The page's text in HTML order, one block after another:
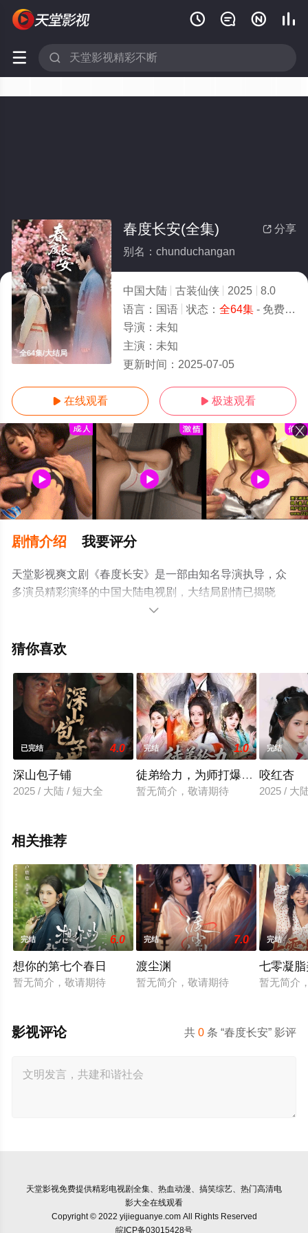
   
 
全64集/大结局
 分享
春度长安(全集)
别名：chunduchangan
中国大陆 古装仙侠 2025
8.0
语言： 国语 状态： 全64集- 免费在线观看
导演： 未知
主演： 未知
更新时间： 2025-07-05
 在线观看  极速观看
剧情介绍 我要评分
天堂影视爽文剧《春度长安》是一部由知名导演执导，众
多演员精彩演绎的中国大陆电视剧，大结局剧情已揭晓
（全64集），手机免费观看高清无删减完整版电视剧全集
视猫或剧情网等平台了解。

猜你喜欢
已完结 4.0
深山包子铺
2025 / 大陆 / 短大全
完结 1.0
徒弟给力，为师打爆仙帝
暂无简介，敬请期待
完结
咬红杏
2025 / 大
相关推荐
完结 6.0
想你的第七个春日
暂无简介，敬请期待
完结 7.0
渡尘渊
暂无简介，敬请期待
完结
七零凝
暂无简介
共0 条 “春度长安” 影评
影视评论
天堂影视免费提供精彩电视剧全集、热血动漫、搞笑综艺、热门高清电
影大全在线观看
Copyright © 2022 yijieguanye.com All Rights Reserved
皖ICP备03015428号